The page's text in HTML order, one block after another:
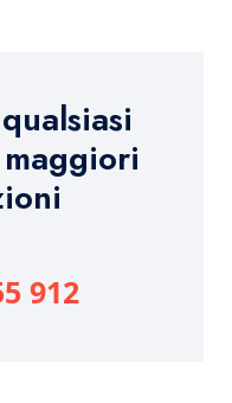
912